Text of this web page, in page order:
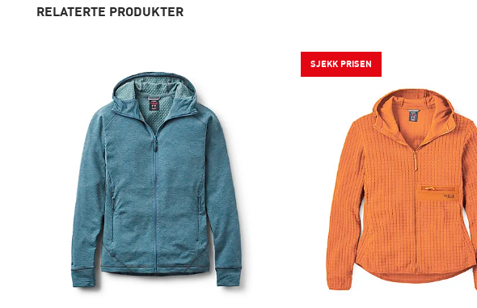
RELATERTE PRODUKTER
SJEKK PRISEN